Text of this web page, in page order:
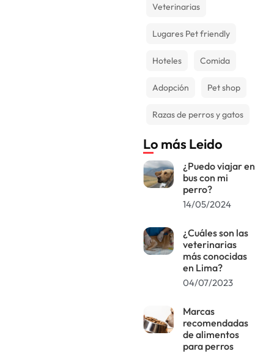
Veterinarias
Lugares Pet friendly
Hoteles Comida
Adopción Pet shop
Razas de perros y gatos
Lo más Leido
¿Puedo viajar en
bus con mi
perro?
14/05/2024
¿Cuáles son las
veterinarias
más conocidas
en Lima?
04/07/2023
Marcas
recomendadas
de alimentos
para perros